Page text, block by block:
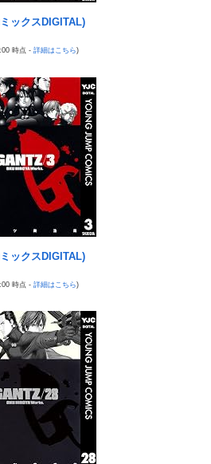
秒読み！
放送へ 有吉弘行の意味深発言でフ
ービスエリア利用有料化すればサボ
ね？」
に障害がある方が歩いていた。母
ふざけてるの？」
で済むのにそれを面倒くさいとか
なんアホなのか
安打 2本塁打 7打点
愛を全力アピール！
いのちの党」に改名ｗｗｗｗｗｗｗ
場のジンギスカンは美味い！」道民
とんでもねえ伏線が発掘される。ク
ドニヒだった模様！
け止めて♡ ←「またへんないきものが
ックスDIGITAL)
時点 - 詳細はこちら)
ックスDIGITAL)
時点 - 詳細はこちら)